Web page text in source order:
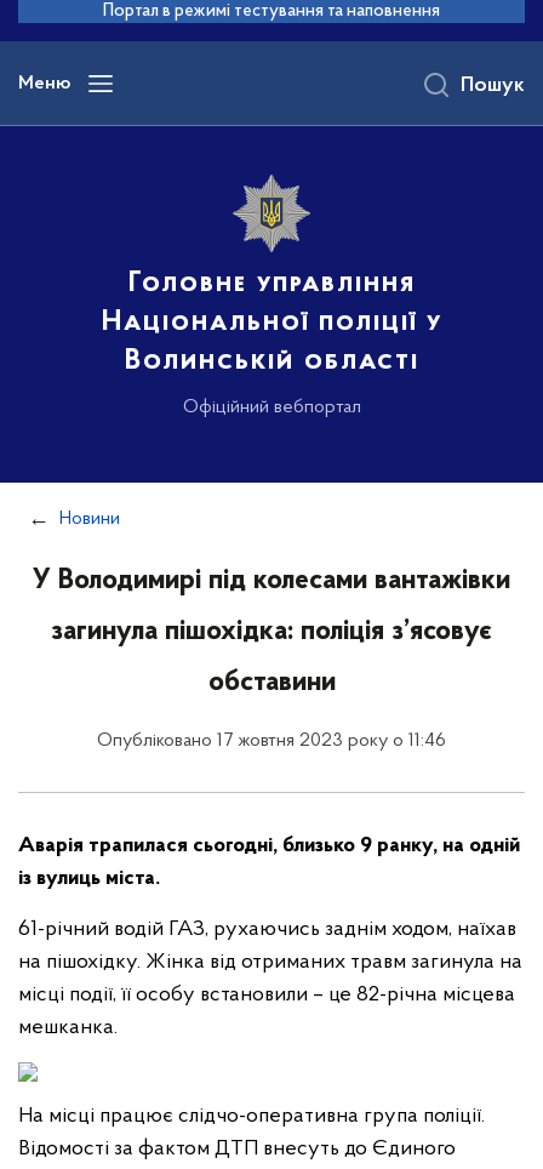
основного
вмісту
Портал в режимі тестування та наповнення
Меню
Головне управління
Національної поліції у
Волинській області
Офіційний вебпортал
Пошук
Новини
У Володимирі під колесами вантажівки
загинула пішохідка: поліція з’ясовує
обставини
Опубліковано 17 жовтня 2023 року о 11:46
Аварія трапилася сьогодні, близько 9 ранку, на одній
із вулиць міста.
61-річний водій ГАЗ, рухаючись заднім ходом, наїхав
на пішохідку. Жінка від отриманих травм загинула на
місці події, її особу встановили – це 82-річна місцева
мешканка.
На місці працює слідчо-оперативна група поліції.
Відомості за фактом ДТП внесуть до Єдиного